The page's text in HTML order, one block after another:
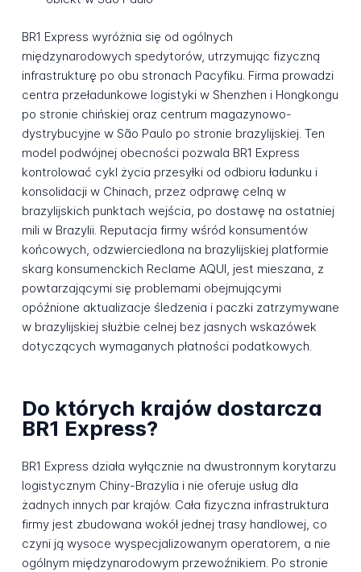
BR1 Express wyróżnia się od ogólnych
międzynarodowych spedytorów, utrzymując fizyczną
infrastrukturę po obu stronach Pacyfiku. Firma prowadzi
centra przeładunkowe logistyki w Shenzhen i Hongkongu
po stronie chińskiej oraz centrum magazynowo-
dystrybucyjne w São Paulo po stronie brazylijskiej. Ten
model podwójnej obecności pozwala BR1 Express
kontrolować cykl życia przesyłki od odbioru ładunku i
konsolidacji w Chinach, przez odprawę celną w
brazylijskich punktach wejścia, po dostawę na ostatniej
mili w Brazylii. Reputacja firmy wśród konsumentów
końcowych, odzwierciedlona na brazylijskiej platformie
skarg konsumenckich Reclame AQUI, jest mieszana, z
powtarzającymi się problemami obejmującymi
opóźnione aktualizacje śledzenia i paczki zatrzymywane
w brazylijskiej służbie celnej bez jasnych wskazówek
dotyczących wymaganych płatności podatkowych.
Do których krajów dostarcza
BR1 Express?
BR1 Express działa wyłącznie na dwustronnym korytarzu
logistycznym Chiny-Brazylia i nie oferuje usług dla
żadnych innych par krajów. Cała fizyczna infrastruktura
firmy jest zbudowana wokół jednej trasy handlowej, co
czyni ją wysoce wyspecjalizowanym operatorem, a nie
ogólnym międzynarodowym przewoźnikiem. Po stronie